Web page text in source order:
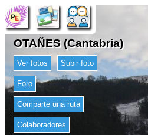
OTAÑES (Cantabria)
Ver fotos Subir foto
Foro
Comparte una ruta
Colaboradores